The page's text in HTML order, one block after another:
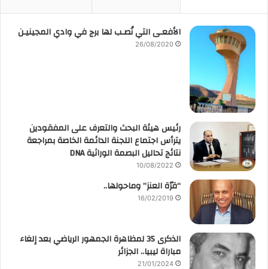
الأفعـى التي نُصـب لها برج في وادي المجينيـن
26/08/2020
رئيس هيئة البحث والتعرف على المفقودين
يترأس اجتماع اللجنة الدائمة الخاصة بمراجعة
نتائج تحاليل البصمة الوراثية DNA
10/08/2022
“قرّة العنز” وماحولها..
16/02/2019
الذكرى 35 لمظاهرة الجمهور الرياضي بعد إلغاء
مباراة ليبيا.. الجزائر
21/01/2024